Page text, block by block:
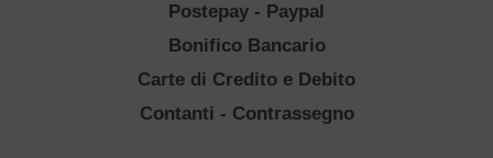
Postepay - Paypal
Bonifico Bancario
Carte di Credito e Debito
Contanti - Contrassegno